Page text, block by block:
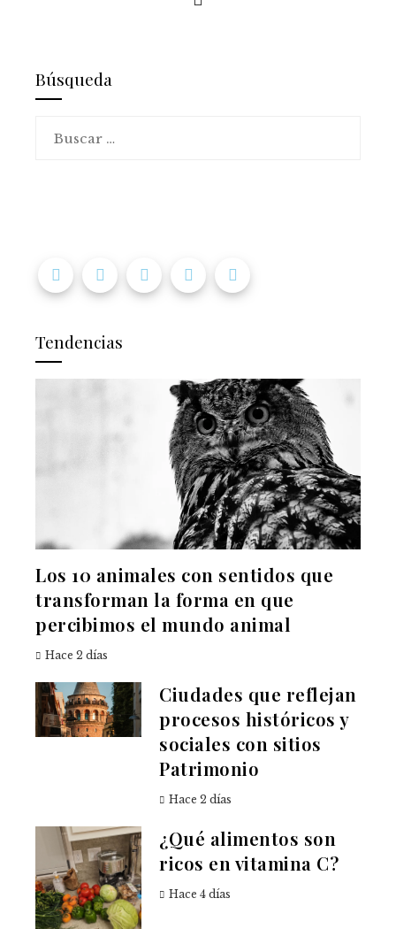
Búsqueda
Tendencias
Los 10 animales con sentidos que
transforman la forma en que
percibimos el mundo animal
Hace 2 días
Ciudades que reflejan
procesos históricos y
sociales con sitios
Patrimonio
Hace 2 días
¿Qué alimentos son
ricos en vitamina C?
Hace 4 días